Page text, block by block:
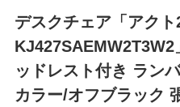
デスクチェア「アクト
ッドレスト付き ラン
カラー/オフブラック